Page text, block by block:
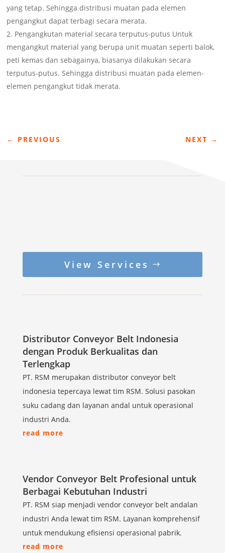
yang tetap. Sehingga distribusi muatan pada elemen
pengangkut dapat terbagi secara merata.
Pengangkutan material secara terputus-putus Untuk
mengangkut material yang berupa unit muatan seperti balok,
peti kemas dan sebagainya, biasanya dilakukan secara
terputus-putus. Sehingga distribusi muatan pada elemen-
elemen pengangkut tidak merata.
← PREVIOUS NEXT →
View Services
Distributor Conveyor Belt Indonesia
dengan Produk Berkualitas dan
Terlengkap
PT. RSM merupakan distributor conveyor belt
indonesia tepercaya lewat tim RSM. Solusi pasokan
suku cadang dan layanan andal untuk operasional
industri Anda.
read more
Vendor Conveyor Belt Profesional untuk
Berbagai Kebutuhan Industri
PT. RSM siap menjadi vendor conveyor belt andalan
industri Anda lewat tim RSM. Layanan komprehensif
untuk mendukung efisiensi operasional pabrik.
read more